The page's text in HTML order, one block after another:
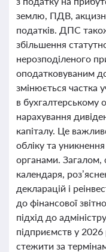
землю, ПДВ,
податків. ДПС
збільшення
нерозподіленого
оподатковуваним
змінюється частка
в бухгалтерському
нарахування
капіталу. Це
обліку та
органами. Загалом,
календаря,
декларацій і
до фінансової
підхід до
підприємств у
стежити за